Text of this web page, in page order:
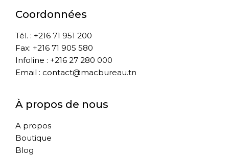
Coordonnées
Tél. : +216 71 951 200
Fax: +216 71 905 580
Infoline : +216 27 280 000
Email : contact@macbureau.tn
À propos de nous
A propos
Boutique
Blog